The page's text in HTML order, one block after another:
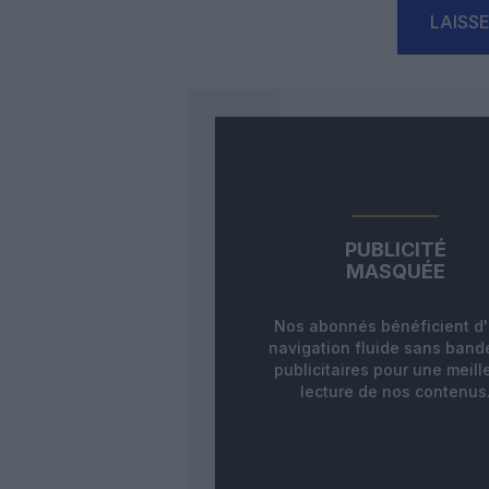
PUBLICITÉ
MASQUÉE
Nos abonnés bénéficient
navigation fluide sans
publicitaires pour une
lecture de nos contenus.